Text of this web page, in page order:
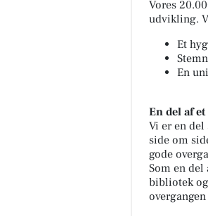
Vores
udvikling.
Et
En
En del af
Vi er en del
side om
gode
Som en
bibliotek